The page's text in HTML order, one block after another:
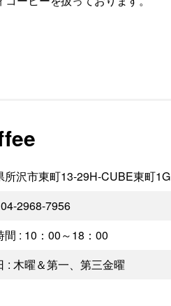
所沢市東町13-29H-CUBE東町1G
2968-7956
間 : 10：00～18：00
: 木曜＆第一、第三金曜